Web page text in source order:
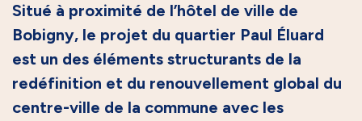
Situé à proximité de l’hôtel de ville de
Bobigny, le projet du quartier Paul Éluard
est un des éléments structurants de la
redéfinition et du renouvellement global du
centre-ville de la commune avec les